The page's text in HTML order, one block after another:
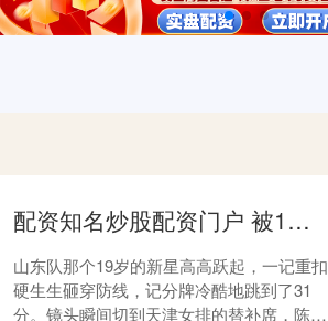
配资知名炒股配资门户 被19岁新星打穿防线，天津女排遭遇三连败背后的真相
山东队那个19岁的新星高高跃起，一记重扣
硬生生砸穿防线，记分牌冷酷地跳到了31
分。镜头瞬间切到天津女排的替补席，陈方